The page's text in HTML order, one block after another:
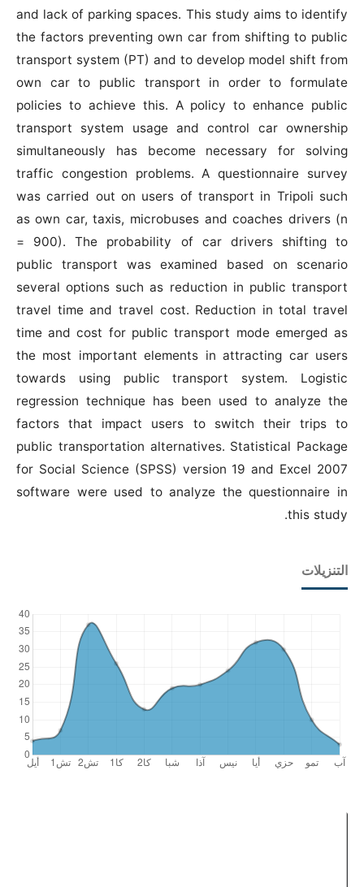
and lack of parking spaces. This study aims to identify
the factors preventing own car from shifting to public
transport system (PT) and to develop model shift from
own car to public transport in order to formulate
policies to achieve this. A policy to enhance public
transport system usage and control car ownership
simultaneously has become necessary for solving
traffic congestion problems. A questionnaire survey
was carried out on users of transport in Tripoli such
as own car, taxis, microbuses and coaches drivers (n
= 900). The probability of car drivers shifting to
public transport was examined based on scenario
several options such as reduction in public transport
travel time and travel cost. Reduction in total travel
time and cost for public transport mode emerged as
the most important elements in attracting car users
towards using public transport system. Logistic
regression technique has been used to analyze the
factors that impact users to switch their trips to
public transportation alternatives. Statistical Package
for Social Science (SPSS) version 19 and Excel 2007
software were used to analyze the questionnaire in
this study.
التنزيلات